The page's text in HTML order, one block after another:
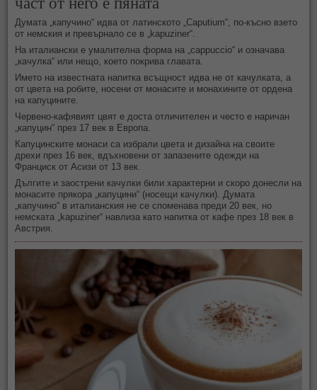
Думата „капучино“ идва от латинското „Caputium“, по-късно взето
от немския и превърнало се в „kapuziner“.
На италиански е умалителна форма на „cappuccio“ и означава
„качулка“ или нещо, което покрива главата.
Името на известната напитка всъщност идва не от качулката, а
от цвета на робите, носени от монасите и монахините от ордена
на капуцините.
Червено-кафявият цвят е доста отличителен и често е наричан
„капуцин“ през 17 век в Европа.
Капуцинските монаси са избрали цвета и дизайна на своите
дрехи през 16 век, вдъхновени от запазените одежди на
Франциск от Асизи от 13 век.
Дългите и заострени качулки били характерни и скоро донесли на
монасите прякора „капуцини“ (носещи качулки). Думата
„капучино“ в италианския не се споменава преди 20 век, но
немската „kapuziner“ навлиза като напитка от кафе през 18 век в
Австрия.